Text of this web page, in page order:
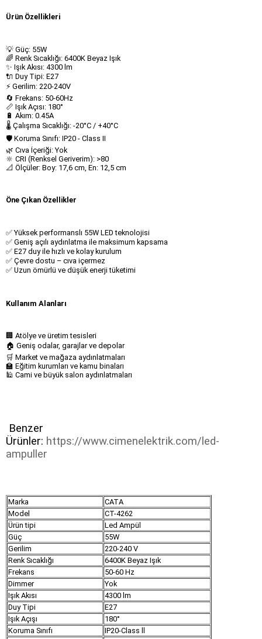
Ürün Özellikleri
💡 Güç: 55W
🌈 Renk Sıcaklığı: 6400K Beyaz Işık
✨ Işık Akısı: 4300 lm
🔌 Duy Tipi: E27
⚡ Gerilim: 220-240V
🔄 Frekans: 50-60Hz
📏 Işık Açısı: 180°
🔋 Akım: 0.45A
🌡️ Çalışma Sıcaklığı: -20°C / +40°C
🛡️ Koruma Sınıfı: IP20 - Class II
🌿 Cıva İçeriği: Yok
🔆 CRI (Renksel Geriverim): >80
📐 Ölçüler: Boy: 17,6 cm, En: 12,5 cm
Öne Çıkan Özellikler
✅ Yüksek performanslı 55W LED teknolojisi
✅ Geniş açılı aydınlatma ile maksimum kapsama
✅ E27 duy ile hızlı ve kolay kurulum
✅ Çevre dostu – cıva içermez
✅ Uzun ömürlü ve düşük enerji tüketimi
Kullanım Alanları
🏢 Atölye ve üretim tesisleri
🏠 Geniş odalar, garajlar ve depolar
🛒 Market ve mağaza aydınlatmaları
🏫 Eğitim kurumları ve kamu binaları
🕌 Cami ve büyük salon aydınlatmaları
Benzer
Ürünler: https://www.cimenelektrik.com/led-
ampuller
Marka
CATA
Model
CT-4262
Ürün tipi
Led Ampül
Güç
55W
Gerilim
220-240 V
Renk Sıcaklığı
6400K Beyaz Işık
Frekans
50-60 Hz
Dimmer
Yok
Işık Akısı
4300 lm
Duy Tipi
E27
Işık Açışı
180°
Koruma Sınıfı
IP20-Class ll